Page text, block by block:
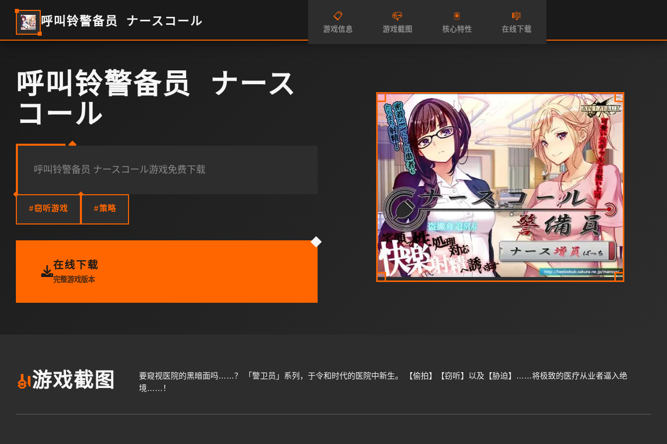
呼叫铃警备员 ナースコール 📋
游戏信息
📪
游戏截图
🖲️
核心特性
🎼
在线下载
呼叫铃警备员 ナース
コール
呼叫铃警备员 ナースコール游戏免费下载
#窃听游戏 #策略
在线下载
完整游戏版本
🎻游戏截图
要窥视医院的黑暗面吗……？ 「警卫员」系列，于令和时代的医院中新生。 【偷拍】【窃听】以及【胁迫】……将极致的医疗从业者逼入绝
境……！